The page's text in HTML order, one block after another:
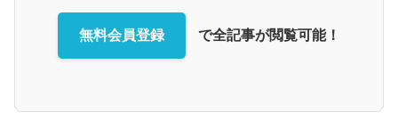
無料会員登録 で全記事が閲覧可能！